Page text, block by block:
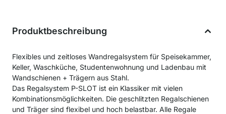
Produktbeschreibung
Flexibles und zeitloses Wandregalsystem für Speisekammer,
Keller, Waschküche, Studentenwohnung und Ladenbau mit
Wandschienen + Trägern aus Stahl.
Das Regalsystem P-SLOT ist ein Klassiker mit vielen
Kombinationsmöglichkeiten. Die geschlitzten Regalschienen
und Träger sind flexibel und hoch belastbar. Alle Regale